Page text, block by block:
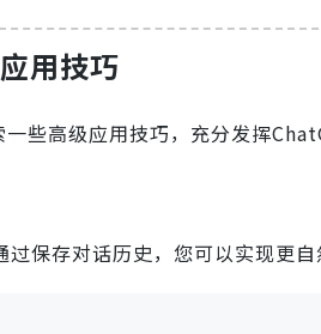
用技巧
些高级应用技巧，充分发挥
保存对话历史，您可以实现更自